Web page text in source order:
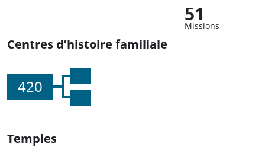
51
Missions
Centres d’histoire familiale
420
Temples